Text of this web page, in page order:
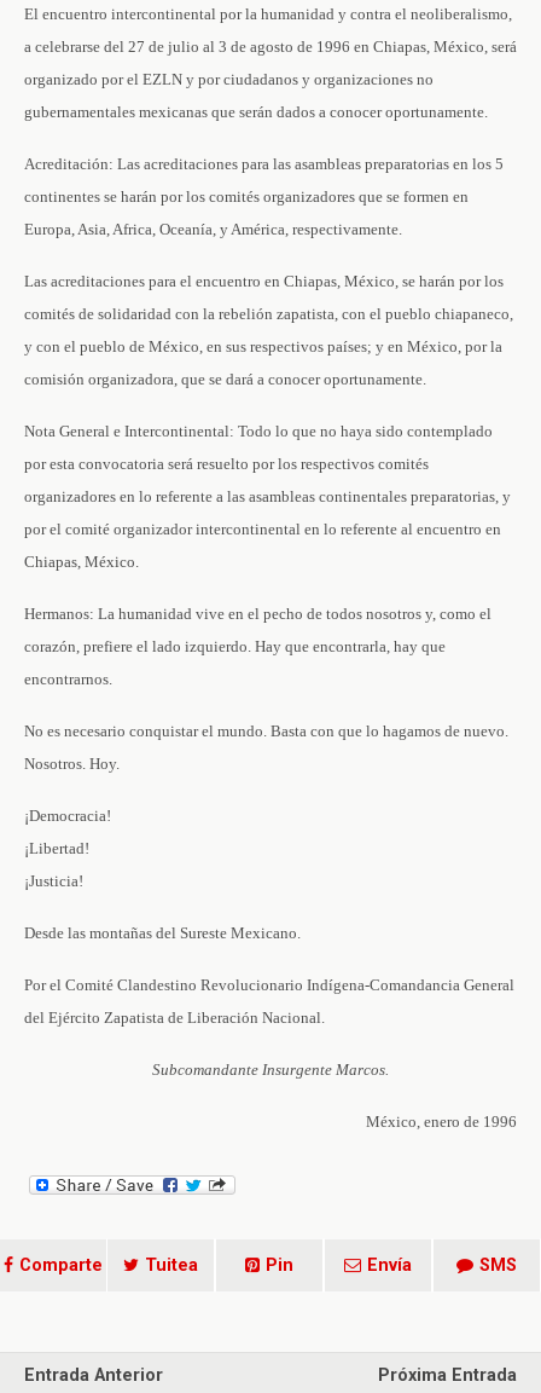
El encuentro intercontinental por la humanidad y contra el neoliberalismo,
a celebrarse del 27 de julio al 3 de agosto de 1996 en Chiapas, México, será
organizado por el EZLN y por ciudadanos y organizaciones no
gubernamentales mexicanas que serán dados a conocer oportunamente.
Acreditación: Las acreditaciones para las asambleas preparatorias en los 5
continentes se harán por los comités organizadores que se formen en
Europa, Asia, Africa, Oceanía, y América, respectivamente.
Las acreditaciones para el encuentro en Chiapas, México, se harán por los
comités de solidaridad con la rebelión zapatista, con el pueblo chiapaneco,
y con el pueblo de México, en sus respectivos países; y en México, por la
comisión organizadora, que se dará a conocer oportunamente.
Nota General e Intercontinental: Todo lo que no haya sido contemplado
por esta convocatoria será resuelto por los respectivos comités
organizadores en lo referente a las asambleas continentales preparatorias, y
por el comité organizador intercontinental en lo referente al encuentro en
Chiapas, México.
Hermanos: La humanidad vive en el pecho de todos nosotros y, como el
corazón, prefiere el lado izquierdo. Hay que encontrarla, hay que
encontrarnos.
No es necesario conquistar el mundo. Basta con que lo hagamos de nuevo.
Nosotros. Hoy.
¡Democracia!
¡Libertad!
¡Justicia!
Desde las montañas del Sureste Mexicano.
Por el Comité Clandestino Revolucionario Indígena-Comandancia General
del Ejército Zapatista de Liberación Nacional.
Subcomandante Insurgente Marcos.
México, enero de 1996
Comparte Tuitea Pin Envía SMS
Entrada Anterior
Próxima Entrada